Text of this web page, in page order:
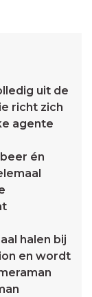
uit de
richt zich
agente
én
halen bij
en wordt